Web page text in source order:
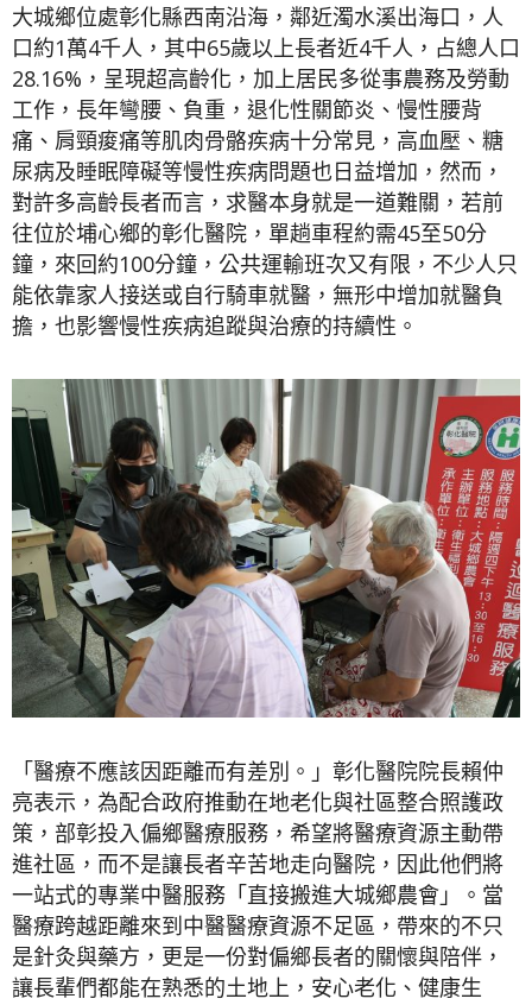
大城鄉位處彰化縣西南沿海，鄰近濁水溪出海口，人
口約1萬4千人，其中65歲以上長者近4千人，占總人口
28.16%，呈現超高齡化，加上居民多從事農務及勞動
工作，長年彎腰、負重，退化性關節炎、慢性腰背
痛、肩頸痠痛等肌肉骨骼疾病十分常見，高血壓、糖
尿病及睡眠障礙等慢性疾病問題也日益增加，然而，
對許多高齡長者而言，求醫本身就是一道難關，若前
往位於埔心鄉的彰化醫院，單趟車程約需45至50分
鐘，來回約100分鐘，公共運輸班次又有限，不少人只
能依靠家人接送或自行騎車就醫，無形中增加就醫負
擔，也影響慢性疾病追蹤與治療的持續性。
「醫療不應該因距離而有差別。」彰化醫院院長賴仲
亮表示，為配合政府推動在地老化與社區整合照護政
策，部彰投入偏鄉醫療服務，希望將醫療資源主動帶
進社區，而不是讓長者辛苦地走向醫院，因此他們將
一站式的專業中醫服務「直接搬進大城鄉農會」。當
醫療跨越距離來到中醫醫療資源不足區，帶來的不只
是針灸與藥方，更是一份對偏鄉長者的關懷與陪伴，
讓長輩們都能在熟悉的土地上，安心老化、健康生